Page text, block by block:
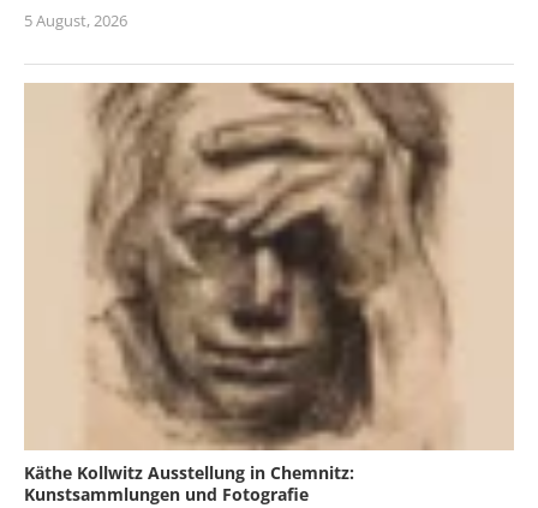
5 August, 2026
Käthe Kollwitz Ausstellung in Chemnitz:
Kunstsammlungen und Fotografie